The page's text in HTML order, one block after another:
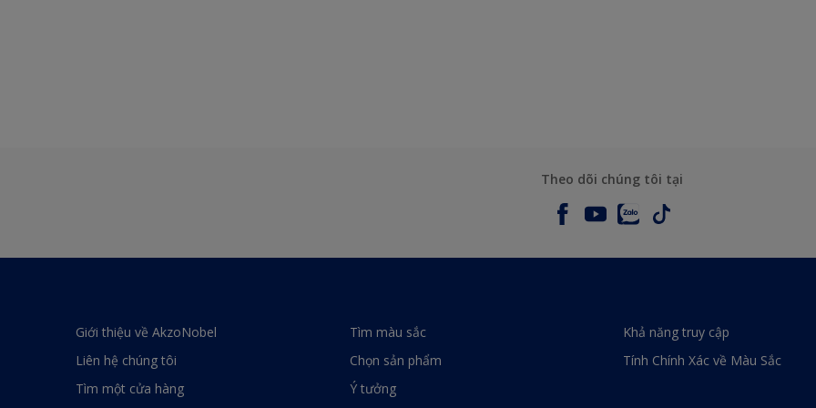
Theo dõi chúng tôi tại
Giới thiệu về AkzoNobel
Liên hệ chúng tôi
Tìm một cửa hàng
Tìm màu sắc
Chọn sản phẩm
Ý tưởng
Khả năng truy cập
Tính Chính Xác về Màu Sắc